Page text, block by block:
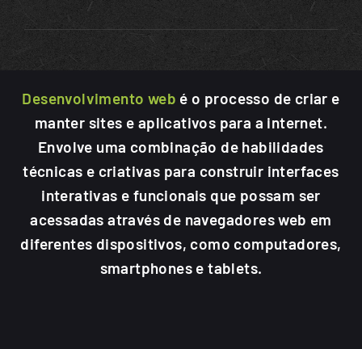
Desenvolvimento web é o processo de criar e
manter sites e aplicativos para a internet.
Envolve uma combinação de habilidades
técnicas e criativas para construir interfaces
interativas e funcionais que possam ser
acessadas através de navegadores web em
diferentes dispositivos, como computadores,
smartphones e tablets.